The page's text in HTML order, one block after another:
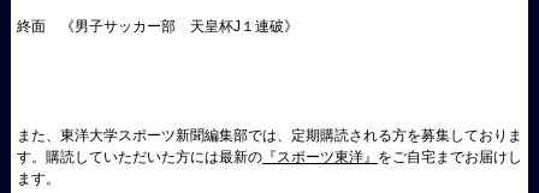
終面 《男子サッカー部 天皇杯J１連破》
また、東洋大学スポーツ新聞編集部では、定期購読される方を募集しておりま
す。購読していただいた方には最新の『スポーツ東洋』 をご自宅までお届けし
ます。